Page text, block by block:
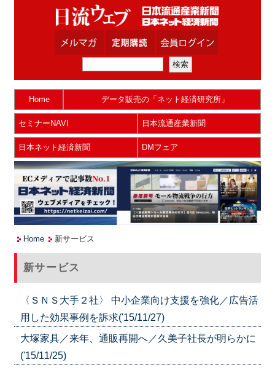
Home データ販売の「ネット経済研究所」
セミナーNAVI 日本流通産業新聞
日本ネット経済新聞 DMフェア
Home 新サービス
新サービス
〈ＳＮＳ大手２社〉 中小企業向け支援を強化／広告活
用した効果事例を訴求('15/11/27)
大塚家具／来年、通販再開へ／久美子社長が明らかに
('15/11/25)